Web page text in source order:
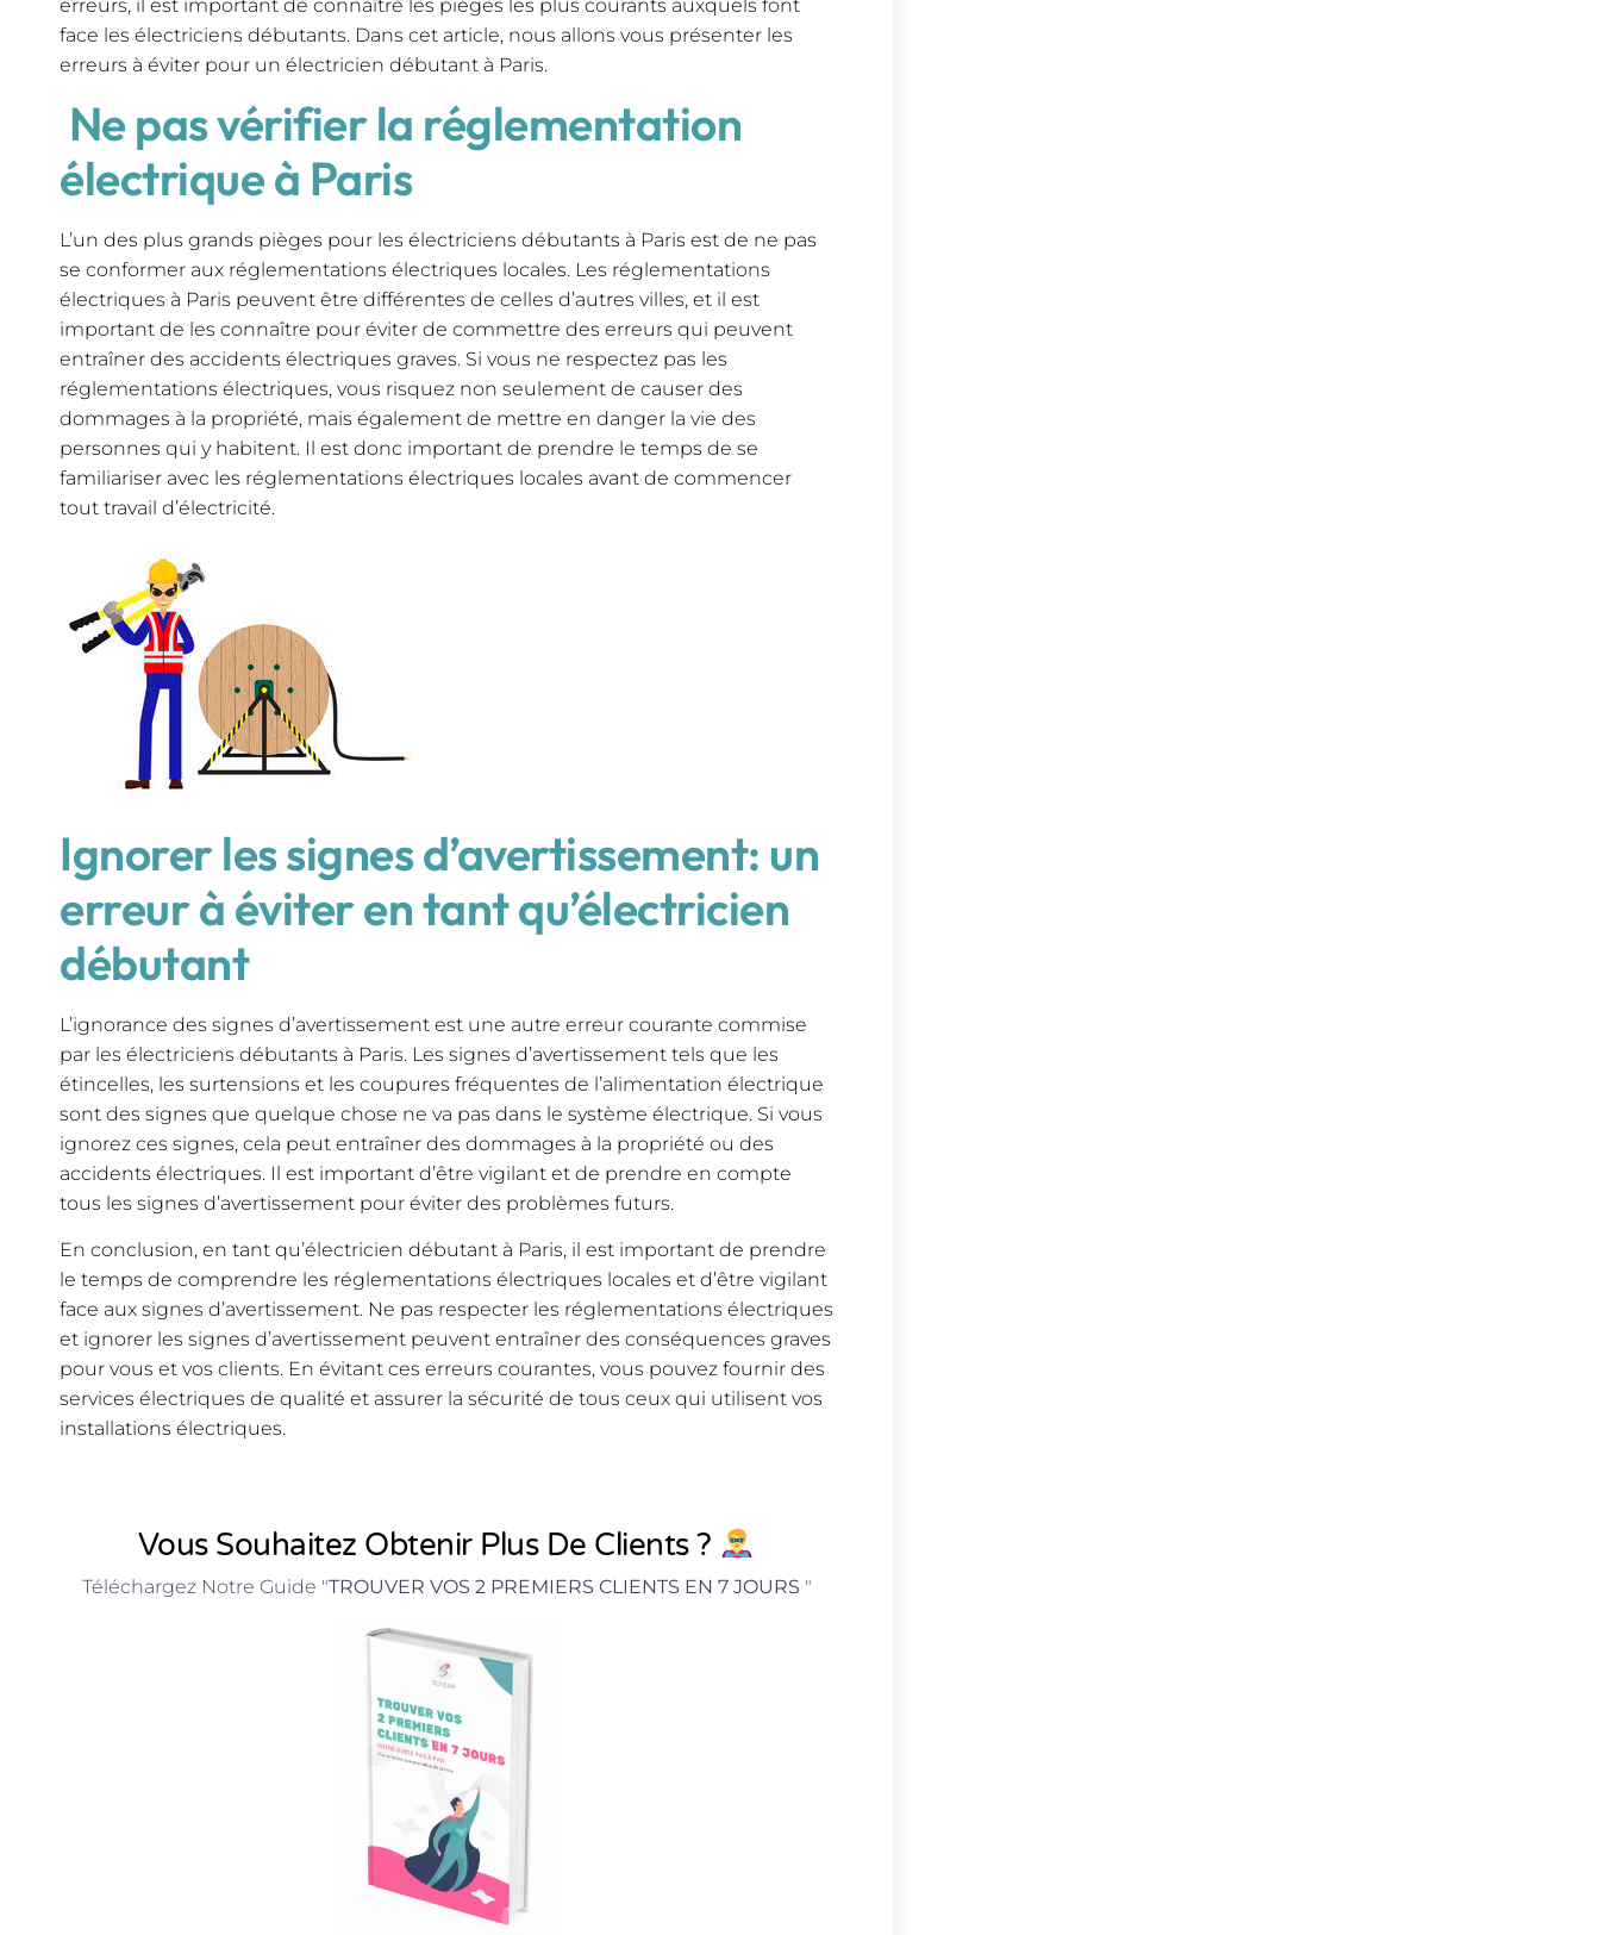
erreurs, il est important de connaître les pièges les plus courants auxquels font
face les électriciens débutants. Dans cet article, nous allons vous présenter les
erreurs à éviter pour un électricien débutant à Paris.
Ne pas vérifier la réglementation
électrique à Paris
L’un des plus grands pièges pour les électriciens débutants à Paris est de ne pas
se conformer aux réglementations électriques locales. Les réglementations
électriques à Paris peuvent être différentes de celles d’autres villes, et il est
important de les connaître pour éviter de commettre des erreurs qui peuvent
entraîner des accidents électriques graves. Si vous ne respectez pas les
réglementations électriques, vous risquez non seulement de causer des
dommages à la propriété, mais également de mettre en danger la vie des
personnes qui y habitent. Il est donc important de prendre le temps de se
familiariser avec les réglementations électriques locales avant de commencer
tout travail d’électricité.
Ignorer les signes d’avertissement: un
erreur à éviter en tant qu’électricien
débutant
L’ignorance des signes d’avertissement est une autre erreur courante commise
par les électriciens débutants à Paris. Les signes d’avertissement tels que les
étincelles, les surtensions et les coupures fréquentes de l’alimentation électrique
sont des signes que quelque chose ne va pas dans le système électrique. Si vous
ignorez ces signes, cela peut entraîner des dommages à la propriété ou des
accidents électriques. Il est important d’être vigilant et de prendre en compte
tous les signes d’avertissement pour éviter des problèmes futurs.
En conclusion, en tant qu’électricien débutant à Paris, il est important de prendre
le temps de comprendre les réglementations électriques locales et d’être vigilant
face aux signes d’avertissement. Ne pas respecter les réglementations électriques
et ignorer les signes d’avertissement peuvent entraîner des conséquences graves
pour vous et vos clients. En évitant ces erreurs courantes, vous pouvez fournir des
services électriques de qualité et assurer la sécurité de tous ceux qui utilisent vos
installations électriques.
Vous Souhaitez Obtenir Plus De Clients ?
Téléchargez Notre Guide "TROUVER VOS 2 PREMIERS CLIENTS EN 7 JOURS "